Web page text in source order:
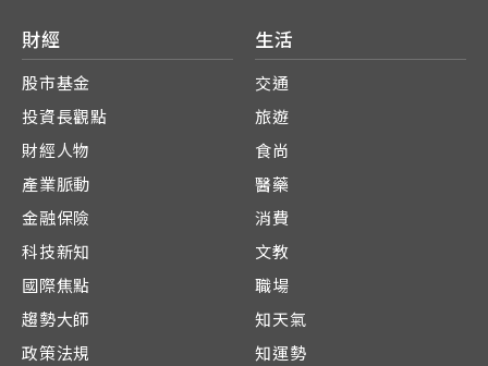
財經
股市基金
投資長觀點
財經人物
產業脈動
金融保險
科技新知
國際焦點
趨勢大師
政策法規
生活
交通
旅遊
食尚
醫藥
消費
文教
職場
知天氣
知運勢